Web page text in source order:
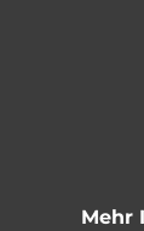
Mehr